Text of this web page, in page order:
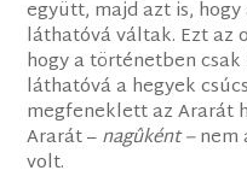
együtt, majd azt is,
láthatóvá váltak. Ezt az
hogy a történetben
láthatóvá a hegyek
megfeneklett az Ararát
Ararát –nagûként –nem
volt.